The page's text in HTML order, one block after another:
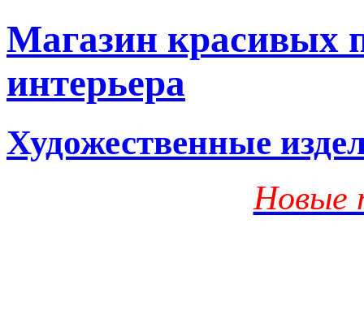
Магазин красивых
интерьера
Художественные
Новые